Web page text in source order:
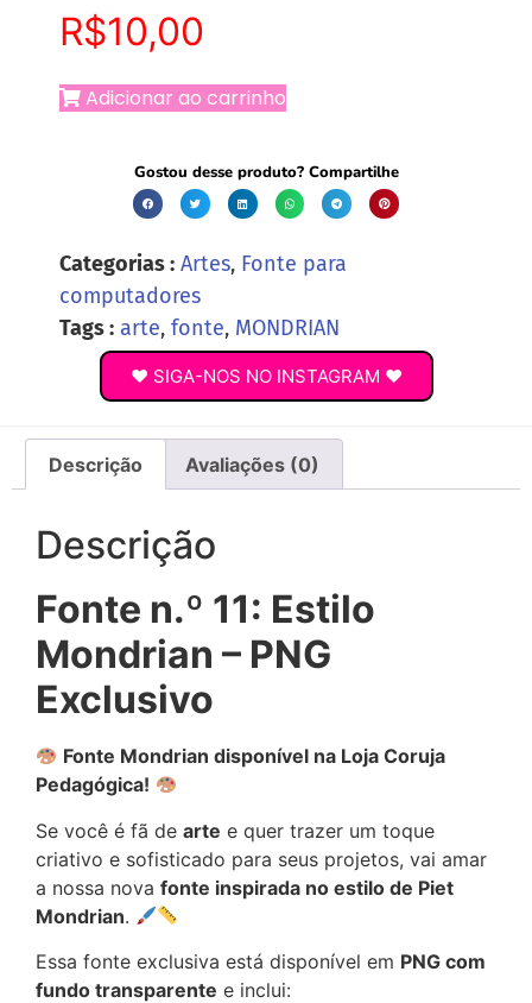
R$10,00
Adicionar ao carrinho
Gostou desse produto? Compartilhe
Categorias : Artes, Fonte para
computadores
Tags : arte, fonte, MONDRIAN
♥ SIGA-NOS NO INSTAGRAM ♥
Descrição Avaliações (0)
Descrição
Fonte n.º 11: Estilo
Mondrian – PNG
Exclusivo
Fonte Mondrian disponível na Loja Coruja
Pedagógica!
Se você é fã de arte e quer trazer um toque
criativo e sofisticado para seus projetos, vai amar
a nossa nova fonte inspirada no estilo de Piet
Mondrian.
Essa fonte exclusiva está disponível em PNG com
fundo transparente e inclui: